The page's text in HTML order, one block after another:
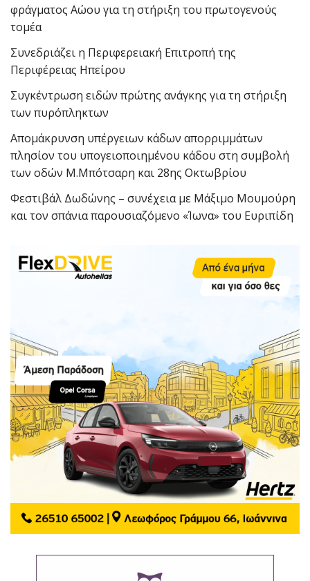
φράγματος Αώου για τη στήριξη του πρωτογενούς
τομέα
Συνεδριάζει η Περιφερειακή Επιτροπή της
Περιφέρειας Ηπείρου
Συγκέντρωση ειδών πρώτης ανάγκης για τη στήριξη
των πυρόπληκτων
Απομάκρυνση υπέργειων κάδων απορριμμάτων
πλησίον του υπογειοποιημένου κάδου στη συμβολή
των οδών Μ.Μπότσαρη και 28ης Οκτωβρίου
Φεστιβάλ Δωδώνης – συνέχεια με Μάξιμο Μουμούρη
και τον σπάνια παρουσιαζόμενο «Ίωνα» του Ευριπίδη